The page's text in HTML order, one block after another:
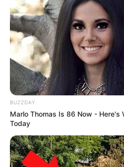
-ad9
O jornalismo do JASB.com.br
marcando ponto na vida das
notícias em suas redes sociais!
BUZZDAY
Marlo Thomas Is 86 Now - Here's
Today